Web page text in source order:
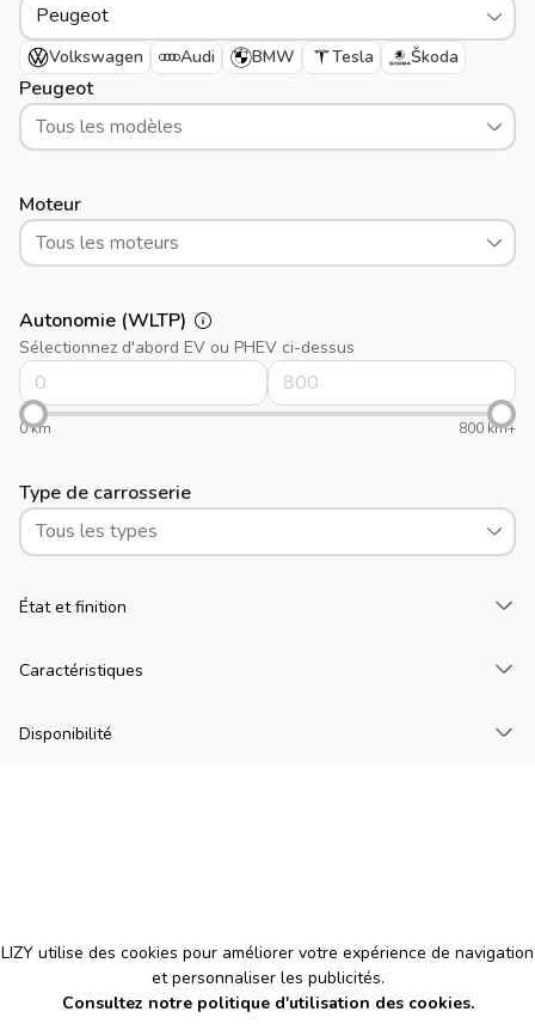
Peugeot
Volkswagen Audi BMW Tesla Škoda
Peugeot
Tous les modèles
Moteur
Tous les moteurs
Autonomie (WLTP)
Sélectionnez d'abord EV ou PHEV ci-dessus
0 km 800 km+
Type de carrosserie
Tous les types
État et finition
Caractéristiques
Disponibilité
Cookies
LIZY utilise des cookies pour améliorer votre expérience de navigation
et personnaliser les publicités.
Consultez notre politique d'utilisation des cookies.